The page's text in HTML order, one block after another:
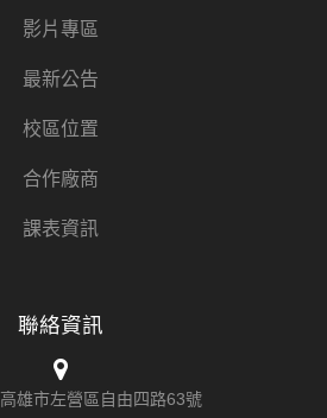
影片專區
最新公告
校區位置
合作廠商
課表資訊
聯絡資訊
高雄市左營區自由四路63號